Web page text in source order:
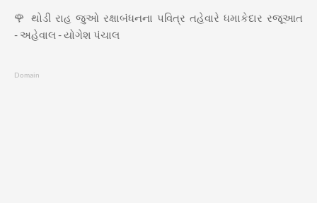
🌹 થોડી રાહ જુઓ રક્ષાબંધનના પવિત્ર તહેવારે ધમાકેદાર રજૂઆત
- અહેવાલ - યોગેશ પંચાલ
Domain